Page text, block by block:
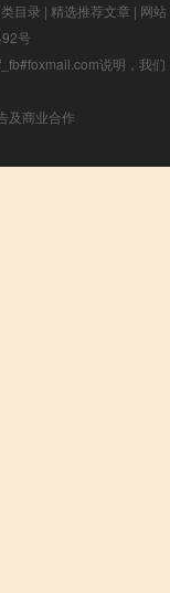
目录 | 精选推荐文章 | 网站
号
说明，我们
及商业合作